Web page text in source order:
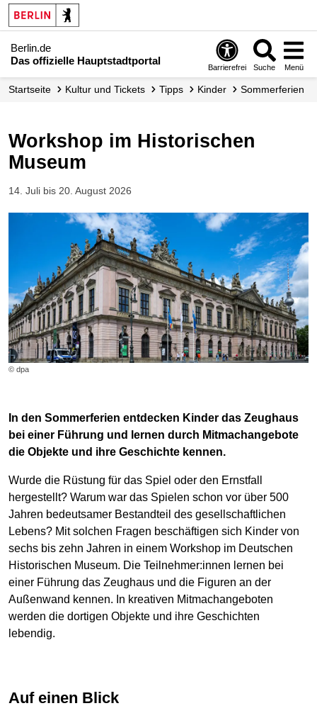
Berlin.de
Das offizielle Hauptstadtportal
Barrierefrei Suche Menü
Startseite Kultur und Tickets Tipps Kinder Sommerferien
Workshop im Historischen
Museum
14. Juli bis 20. August 2026
© dpa
In den Sommerferien entdecken Kinder das Zeughaus
bei einer Führung und lernen durch Mitmachangebote
die Objekte und ihre Geschichte kennen.
Wurde die Rüstung für das Spiel oder den Ernstfall
hergestellt? Warum war das Spielen schon vor über 500
Jahren bedeutsamer Bestandteil des gesellschaftlichen
Lebens? Mit solchen Fragen beschäftigen sich Kinder von
sechs bis zehn Jahren in einem Workshop im Deutschen
Historischen Museum. Die Teilnehmer:innen lernen bei
einer Führung das Zeughaus und die Figuren an der
Außenwand kennen. In kreativen Mitmachangeboten
werden die dortigen Objekte und ihre Geschichten
lebendig.
Auf einen Blick